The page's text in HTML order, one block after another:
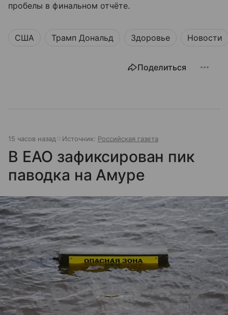
пробелы в финальном отчёте.
США Трамп Дональд Здоровье Новости
Поделиться
15 часов назад Источник: Российская газета
В ЕАО зафиксирован пик
паводка на Амуре